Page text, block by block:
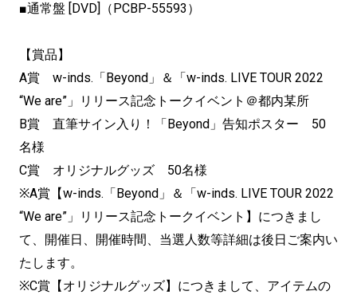
■通常盤 [DVD]（PCBP-55593）
【賞品】
A賞 w-inds.「Beyond」＆「w-inds. LIVE TOUR 2022
“We are”」リリース記念トークイベント＠都内某所
B賞 直筆サイン入り！「Beyond」告知ポスター 50
名様
C賞 オリジナルグッズ 50名様
※A賞【w-inds.「Beyond」＆「w-inds. LIVE TOUR 2022
“We are”」リリース記念トークイベント】につきまし
て、開催日、
開催時間、当選人数等詳細は後日ご案内い
たします。
※C賞【オリジナルグッズ】につきまして、 アイテムの